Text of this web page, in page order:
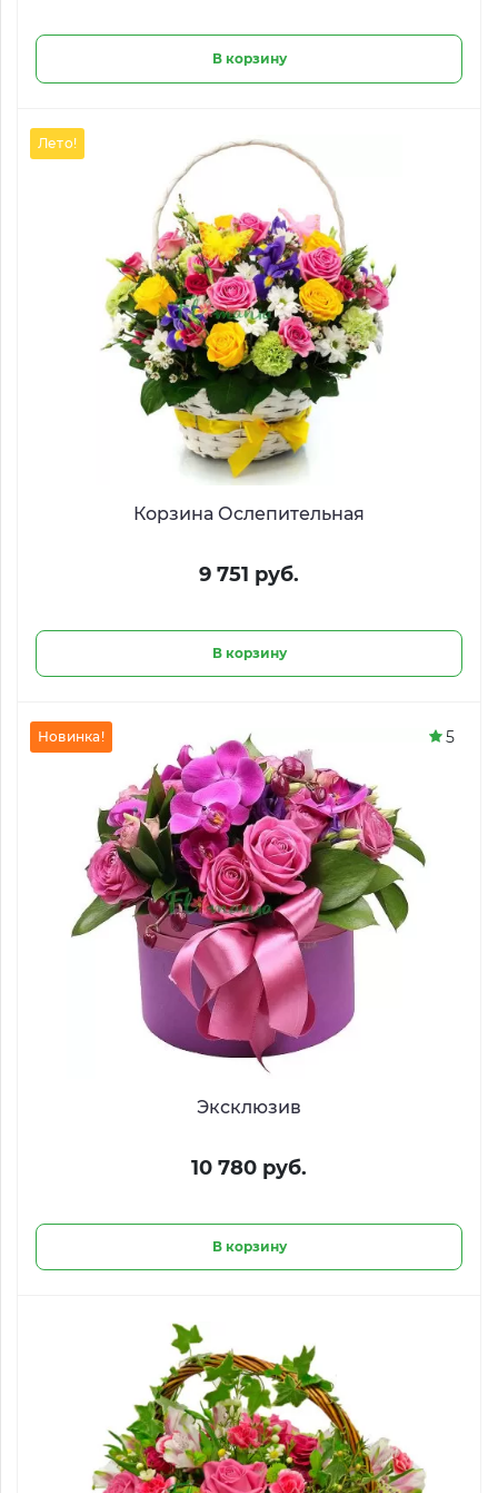
В корзину
Корзина Ослепительная
9 751 руб.
В корзину
Лето!
Эксклюзив
10 780 руб.
В корзину
Новинка! 5